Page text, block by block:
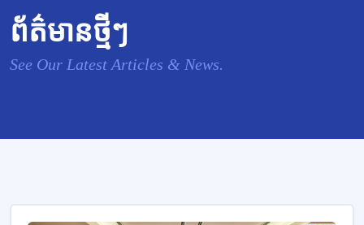
ព័ត៌មានថ្មីៗ
See Our Latest Articles & News.